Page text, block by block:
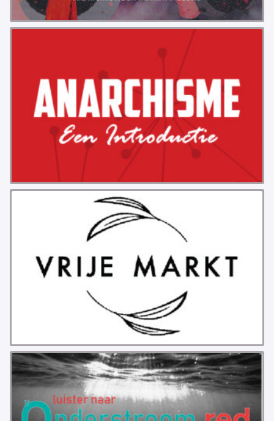
WERKGROEP PROPAGANDA
ANARCHISME – EEN INTRODUCTIE
OTTO SLAVEFORCE
JUMBO DISTRIBUTIECENTRA EN OTTO WORKFORCE
PROBLEMY Z AGENCJA… PRACY TYMCZASOWEJ
OTTO
KUNST-ANARCHISTISCHE DAG BAJEENKOMST
BASTION BASTARDS
DE CRISIS VOORBIJ
FREE JOCK PALFREEMAN
BUITEN DE ORDE